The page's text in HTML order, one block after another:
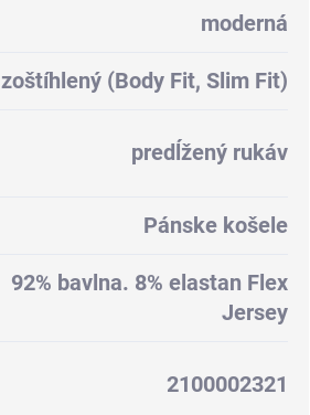
moderná
zoštíhlený (Body Fit, Slim Fit)
predĺžený rukáv
Pánske košele
92% bavlna. 8% elastan Flex
Jersey
2100002321